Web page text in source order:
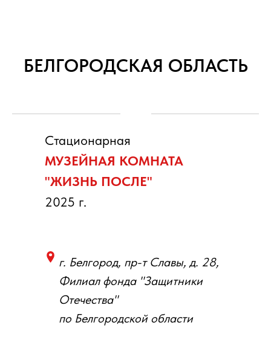
БЕЛГОРОДСКАЯ ОБЛАСТЬ
Стационарная
МУЗЕЙНАЯ КОМНАТА
"ЖИЗНЬ ПОСЛЕ"
2025 г.
г. Белгород, пр-т Славы, д. 28,
Филиал фонда "Защитники
Отечества"
по Белгородской области